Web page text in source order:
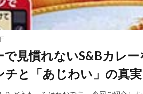
で見慣れないS&Bカレ
チと「あじわい」の真実